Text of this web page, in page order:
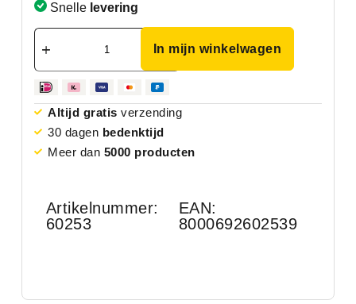
Snelle levering
In mijn winkelwagen
Altijd gratis verzending
30 dagen bedenktijd
Meer dan 5000 producten
Artikelnummer:
60253
EAN:
8000692602539